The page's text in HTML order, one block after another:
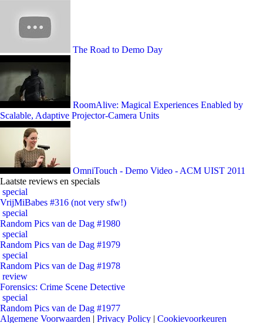
The Road to Demo Day
RoomAlive: Magical Experiences Enabled by
Scalable, Adaptive Projector-Camera Units
OmniTouch - Demo Video - ACM UIST 2011
Laatste reviews en specials
special
VrijMiBabes #316 (not very sfw!)
special
Random Pics van de Dag #1980
special
Random Pics van de Dag #1979
special
Random Pics van de Dag #1978
review
Forensics: Crime Scene Detective
special
Random Pics van de Dag #1977
Algemene Voorwaarden | Privacy Policy | Cookievoorkeuren